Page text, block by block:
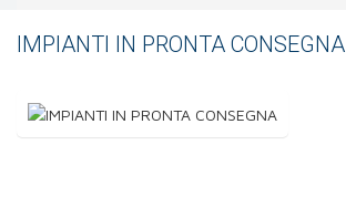
IMPIANTI IN PRONTA CONSEGNA